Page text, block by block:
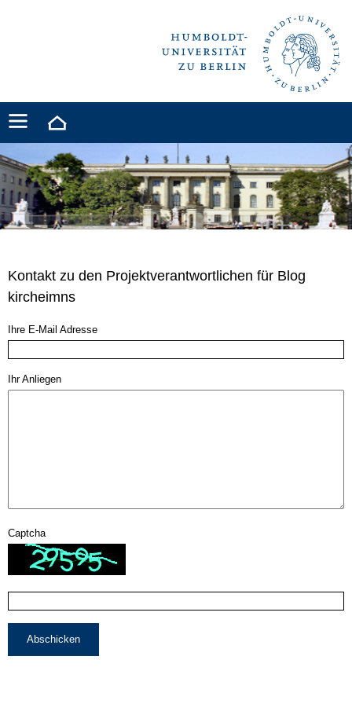
Kontakt zu den Projektverantwortlichen für Blog
kircheimns
Ihre E-Mail Adresse
Ihr Anliegen
Captcha
Abschicken